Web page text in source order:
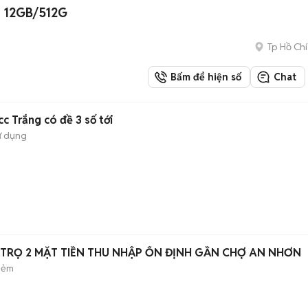
512G
Tp Hồ
Bấm để hiện số Chat
Trắng có đề 3 số tới
dụng
2 MẶT TIỀN THU NHẬP ỔN ĐỊNH GẦN CHỢ AN NHƠN